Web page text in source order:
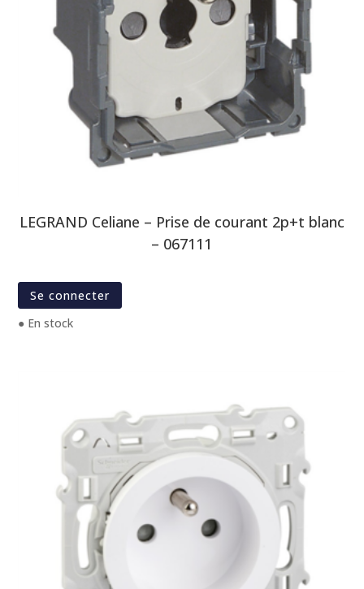
LEGRAND Celiane – Prise de courant 2p+t blanc
– 067111
Se connecter
● En stock